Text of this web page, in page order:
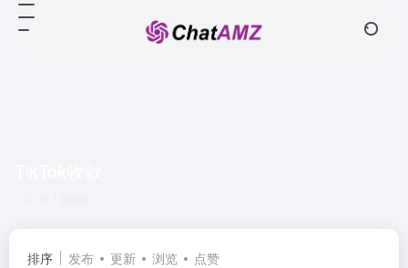
排序 发布 更新 浏览 点赞